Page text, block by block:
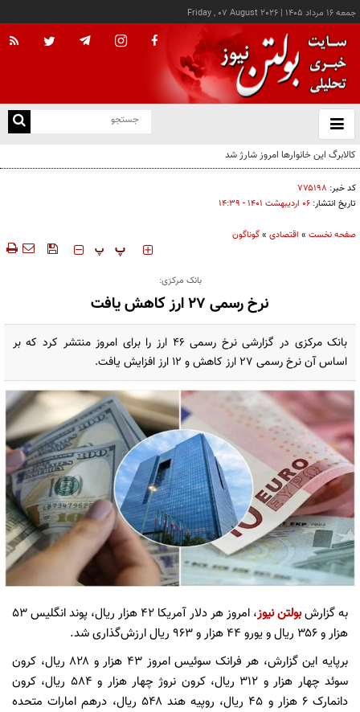
جمعه ۱۶ مرداد ۱۴۰۵ |
Friday , 07 August 2026
باز
و
کد خبر: ۷۷۵۱۹۸
تاریخ انتشار: ۰۶ ارديبهشت ۱۴۰۱ - ۱۴:۳۹
صفحه نخست » اقتصادی »گوناگون
‍‍‍ پ پ
بانک مرکزی:
نرخ رسمی ۲۷ ارز کاهش یافت
بانک مرکزی در گزارشی نرخ رسمی ۴۶ ارز را برای امروز منتشر کرد که بر
اساس آن نرخ رسمی ۲۷ ارز کاهش و ۱۲ ارز افزایش یافت.
به گزارشبولتن نیوز
، امروز هر دلار آمریکا ۴۲ هزار ریال، پوند انگلیس ۵۳
هزار و ۳۵۶ ریال و یورو ۴۴ هزار و ۹۶۳ ریال ارزش‌گذاری شد.
برپایه این گزارش، هر فرانک سوئیس امروز ۴۳ هزار و ۸۲۸ ریال، کرون
سوئد چهار هزار و ۳۱۲ ریال، کرون نروژ چهار هزار و ۵۸۴ ریال، کرون
دانمارک ۶ هزار و ۴۵ ریال، روپیه هند ۵۴۸ ریال، درهم امارات متحده